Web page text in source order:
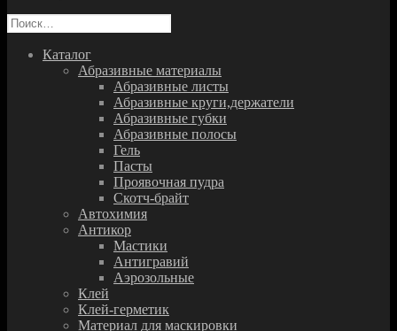
Найти:
Каталог
Абразивные материалы
Абразивные листы
Абразивные круги,держатели
Абразивные губки
Абразивные полосы
Гель
Пасты
Проявочная пудра
Скотч-брайт
Автохимия
Антикор
Мастики
Антигравий
Аэрозольные
Клей
Клей-герметик
Материал для маскировки